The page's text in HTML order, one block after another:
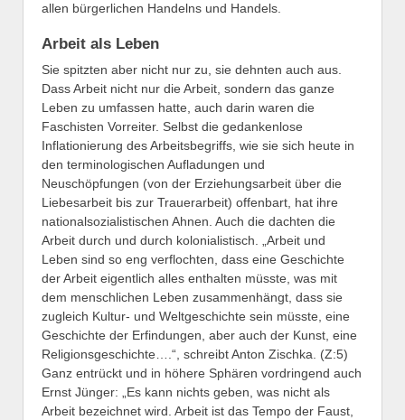
allen bürgerlichen Handelns und Handels.
Arbeit als Leben
Sie spitzten aber nicht nur zu, sie dehnten auch aus.
Dass Arbeit nicht nur die Arbeit, sondern das ganze
Leben zu umfassen hatte, auch darin waren die
Faschisten Vorreiter. Selbst die gedankenlose
Inflationierung des Arbeitsbegriffs, wie sie sich heute in
den terminologischen Aufladungen und
Neuschöpfungen (von der Erziehungsarbeit über die
Liebesarbeit bis zur Trauerarbeit) offenbart, hat ihre
nationalsozialistischen Ahnen. Auch die dachten die
Arbeit durch und durch kolonialistisch. „Arbeit und
Leben sind so eng verflochten, dass eine Geschichte
der Arbeit eigentlich alles enthalten müsste, was mit
dem menschlichen Leben zusammenhängt, dass sie
zugleich Kultur- und Weltgeschichte sein müsste, eine
Geschichte der Erfindungen, aber auch der Kunst, eine
Religionsgeschichte….“, schreibt Anton Zischka. (Z:5)
Ganz entrückt und in höhere Sphären vordringend auch
Ernst Jünger: „Es kann nichts geben, was nicht als
Arbeit bezeichnet wird. Arbeit ist das Tempo der Faust,